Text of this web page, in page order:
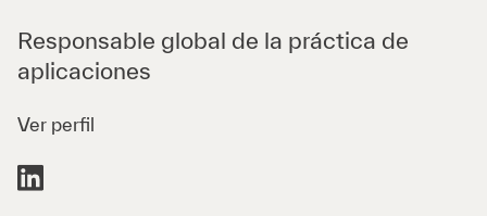
Responsable global de la práctica de
aplicaciones
Ver perfil